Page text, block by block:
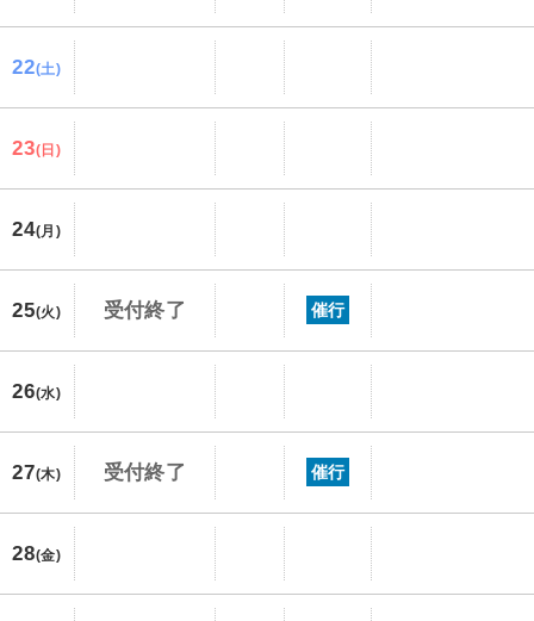
22(土)
23(日)
24(月)
25(火) 受付終了 催行
26(水)
27(木) 受付終了 催行
28(金)